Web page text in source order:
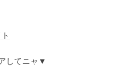
してニャ▼